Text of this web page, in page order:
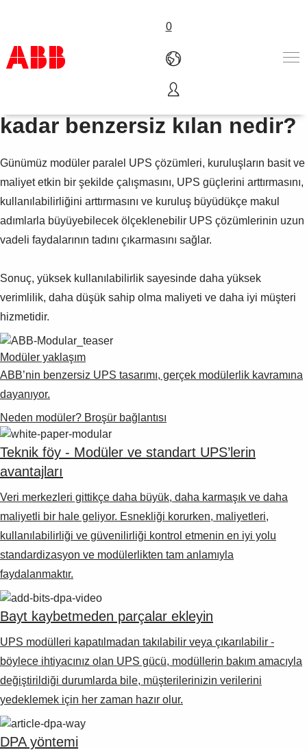
0
Ürünler ve Çözümler
Endüstriler
Hakkımızda
Satış noktaları
Bize ulaşın
Kariyer
Suggestions
Products
Shopping list preview
Modüler UPS Kavramı - Bu
kadar benzersiz kılan nedir?
Günümüz modüler paralel UPS çözümleri, kuruluşların basit ve
maliyet etkin bir şekilde çalışmasını, UPS güçlerini arttırmasını,
kullanılabilirliğini arttırmasını ve kuruluş büyüdükçe makul
adımlarla büyüyebilecek ölçeklenebilir UPS çözümlerinin uzun
vadeli faydalarının tadını çıkarmasını sağlar.
Sonuç, yüksek kullanılabilirlik sayesinde daha yüksek
verimlilik, daha düşük sahip olma maliyeti ve daha iyi müşteri
hizmetidir.
Modüler yaklaşım
ABB’nin benzersiz UPS tasarımı, gerçek modülerlik kavramına
dayanıyor.
Neden modüler? Broşür bağlantısı
Teknik föy - Modüler ve standart UPS’lerin
avantajları
Veri merkezleri gittikçe daha büyük, daha karmaşık ve daha
maliyetli bir hale geliyor. Esnekliği korurken, maliyetleri,
kullanılabilirliği ve güvenilirliği kontrol etmenin en iyi yolu
standardizasyon ve modülerlikten tam anlamıyla
faydalanmaktır.
Bayt kaybetmeden parçalar ekleyin
UPS modülleri kapatılmadan takılabilir veya çıkarılabilir -
böylece ihtiyacınız olan UPS gücü, modüllerin bakım amacıyla
değiştirildiği durumlarda bile, müşterilerinizin verilerini
yedeklemek için her zaman hazır olur.
DPA yöntemi